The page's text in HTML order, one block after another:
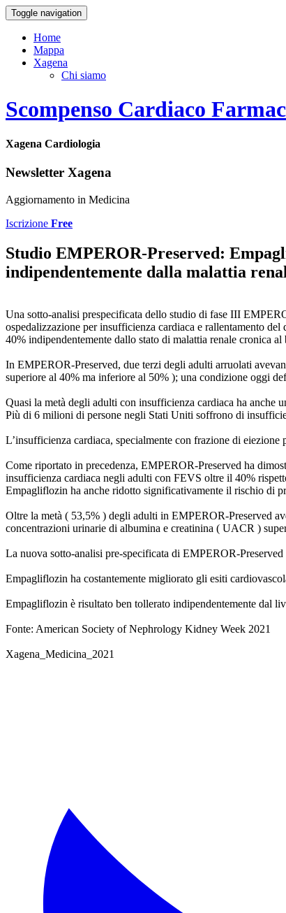
Toggle navigation
Home
Mappa
Xagena
Chi siamo
Scompenso Cardiaco
Xagena Cardiologia
Newsletter Xagena
Aggiornamento in Medicina
Iscrizione Free
Studio EMPEROR-Preserved:
indipendentemente dalla malattia
Una sotto-analisi prespecificata dello studio di fase III
ospedalizzazione per insufficienza cardiaca e rallentamento
40% indipendentemente dallo stato di malattia renale cronica al
In EMPEROR-Preserved, due terzi degli adulti arruolati
superiore al 40% ma inferiore al 50% ); una condizione oggi
Quasi la metà degli adulti con insufficienza cardiaca ha anche
Più di 6 milioni di persone negli Stati Uniti soffrono di
L’insufficienza cardiaca, specialmente con frazione di
Come riportato in precedenza, EMPEROR-Preserved ha
insufficienza cardiaca negli adulti con FEVS oltre il 40%
Empagliflozin ha anche ridotto significativamente il rischio di
Oltre la metà ( 53,5% ) degli adulti in EMPEROR-Preserved
concentrazioni urinarie di albumina e creatinina ( UACR )
La nuova sotto-analisi pre-specificata di EMPEROR-
Empagliflozin ha costantemente migliorato gli esiti
Empagliflozin è risultato ben tollerato indipendentemente dal
Fonte: American Society of Nephrology Kidney Week 2021
Xagena_Medicina_2021